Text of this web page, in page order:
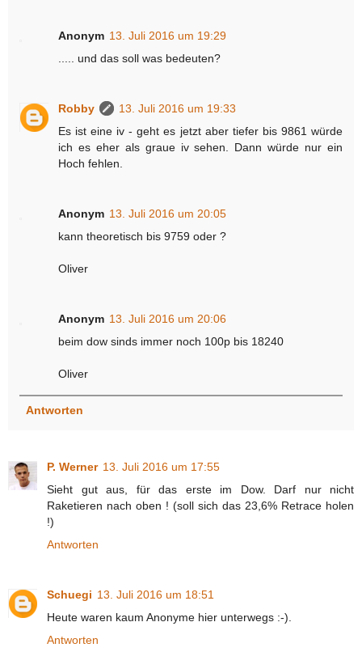
Anonym 13. Juli 2016 um 19:29
..... und das soll was bedeuten?
Robby
13. Juli 2016 um 19:33
Es ist eine iv - geht es jetzt aber tiefer bis 9861 würde
ich es eher als graue iv sehen. Dann würde nur ein
Hoch fehlen.
Anonym 13. Juli 2016 um 20:05
kann theoretisch bis 9759 oder ?
Oliver
Anonym 13. Juli 2016 um 20:06
beim dow sinds immer noch 100p bis 18240
Oliver
Antworten
P. Werner 13. Juli 2016 um 17:55
Sieht gut aus, für das erste im Dow. Darf nur nicht
Raketieren nach oben ! (soll sich das 23,6% Retrace holen
!)
Antworten
Schuegi 13. Juli 2016 um 18:51
Heute waren kaum Anonyme hier unterwegs :-).
Antworten